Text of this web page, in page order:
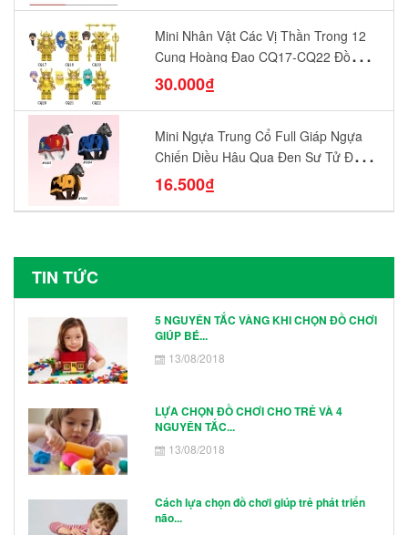
Mini Nhân Vật Các Vị Thần Trong 12
Cung Hoàng Đạo CQ17-CQ22 Đồ
Chơi Lắp Ráp Mô Hình Yêu Thích
30.000₫
Mini Ngựa Trung Cổ Full Giáp Ngựa
Chiến Diều Hâu Quạ Đen Sư Tử Đỏ
N1003 - N1005 Đồ Chơi Lắp Ráp Mô
16.500₫
TIN TỨC
5 NGUYÊN TẮC VÀNG KHI CHỌN ĐỒ CHƠI
GIÚP BÉ...
13/08/2018
LỰA CHỌN ĐỒ CHƠI CHO TRẺ VÀ 4
NGUYÊN TẮC...
13/08/2018
Cách lựa chọn đồ chơi giúp trẻ phát triển
não...